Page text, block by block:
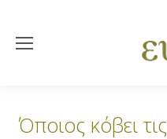
Όποιος κόβει